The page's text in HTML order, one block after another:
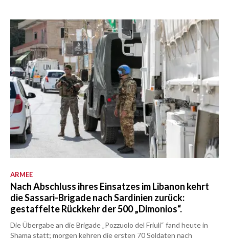
ARMEE
Nach Abschluss ihres Einsatzes im Libanon kehrt
die Sassari-Brigade nach Sardinien zurück:
gestaffelte Rückkehr der 500 „Dimonios“.
Die Übergabe an die Brigade „Pozzuolo del Friuli“ fand heute in
Shama statt; morgen kehren die ersten 70 Soldaten nach